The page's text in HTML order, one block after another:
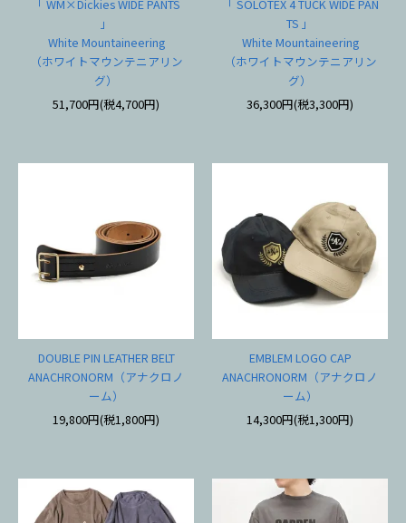
「 WM×Dickies WIDE PANTS
」
White Mountaineering
（ホワイトマウンテニアリン
グ）
51,700円(税4,700円)
「 SOLOTEX 4 TUCK WIDE PAN
TS 」
White Mountaineering
（ホワイトマウンテニアリン
グ）
36,300円(税3,300円)
DOUBLE PIN LEATHER BELT
ANACHRONORM（アナクロノ
ーム）
19,800円(税1,800円)
EMBLEM LOGO CAP
ANACHRONORM（アナクロノ
ーム）
14,300円(税1,300円)